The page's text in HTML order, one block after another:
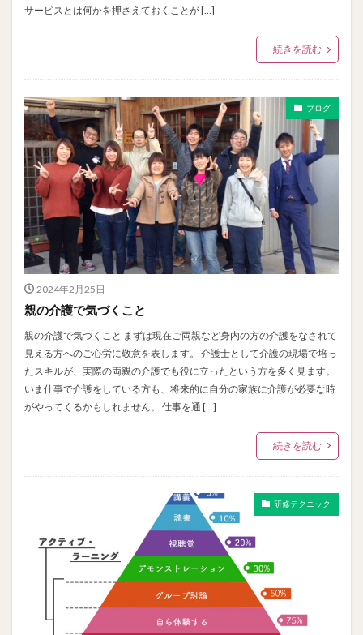
サービスとは何かを押さえておくことが […]
続きを読む
ブログ
2024年2月25日
親の介護で気づくこと
親の介護で気づくこと まずは現在ご両親など身内の方の介護をなされて
見える方へのご心労に敬意を表します。 介護士として介護の現場で培っ
たスキルが、実際の両親の介護でも役に立ったという方を多く見ます。
いま仕事で介護をしている方も、将来的に自分の家族に介護が必要な時
がやってくるかもしれません。 仕事を通 […]
続きを読む
研修テクニック